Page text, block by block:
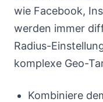
wie Facebook,
werden immer
Radius-
komplexe Geo-
Kombiniere